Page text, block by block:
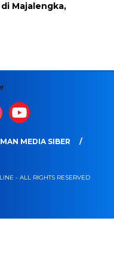
Majalengka,
MEDIA SIBER
- ALL RIGHTS RESERVED